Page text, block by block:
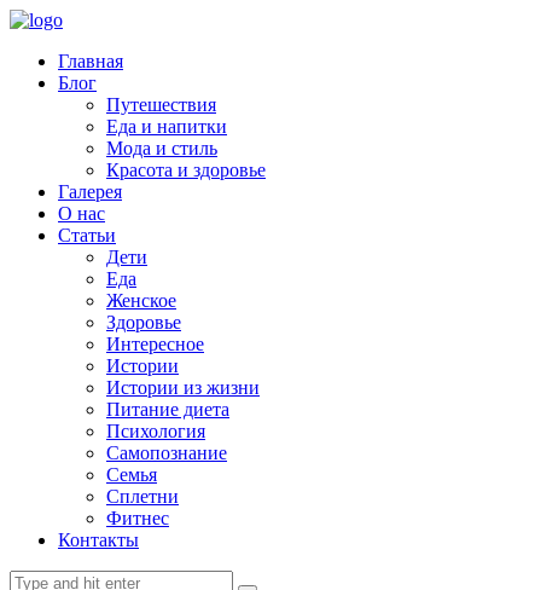
Главная
Блог
Путешествия
Еда и напитки
Мода и стиль
Красота и здоровье
Галерея
О нас
Статьи
Дети
Еда
Женское
Здоровье
Интересное
Истории
Истории из жизни
Питание диета
Психология
Самопознание
Семья
Сплетни
Фитнес
Контакты